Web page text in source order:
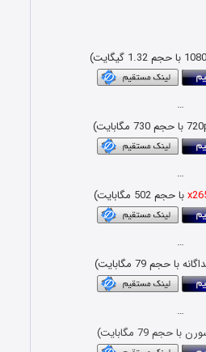
…
…
با حجم 502 مگابایت)
…
حجم 79 مگابایت)
…
حجم 79 مگابایت)